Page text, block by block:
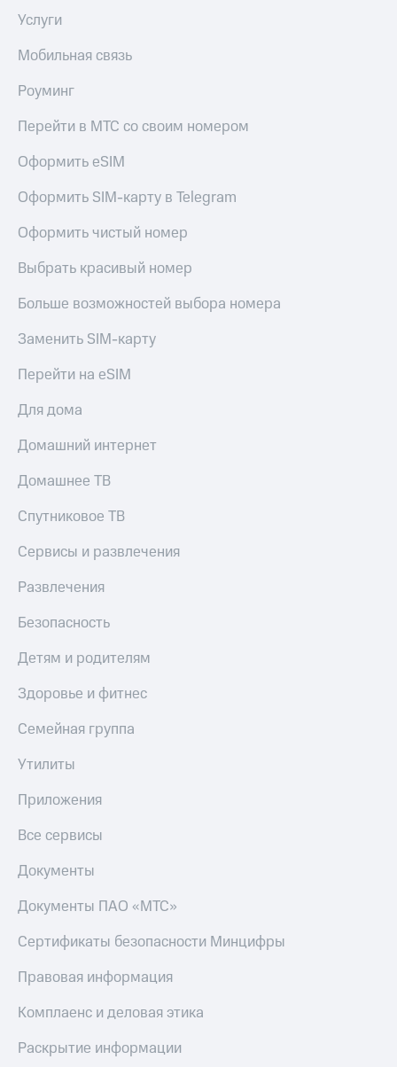
и
часы
трекеры
Умный
Планшеты
Акции
скидки
Все
Услуги
Мобильная связь
Роуминг
Перейти в МТС со своим номером
Оформить eSIM
Оформить SIM-карту в Telegram
Оформить чистый номер
Выбрать красивый номер
Больше возможностей выбора номера
Заменить SIM-карту
Перейти на eSIM
Для дома
Домашний интернет
Домашнее ТВ
Спутниковое ТВ
Сервисы и развлечения
Развлечения
Безопасность
Детям и родителям
Здоровье и фитнес
Семейная группа
Утилиты
Приложения
Все сервисы
Документы
Документы ПАО «МТС»
Сертификаты безопасности Минцифры
Правовая информация
Комплаенс и деловая этика
Раскрытие информации